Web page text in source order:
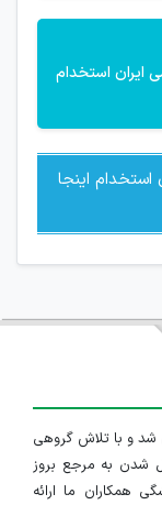
ایران استخدام
اینجا
تاریخ ۱۳۹۱/۱/۱۰ راه اندازی شد و با تلاش گروهی
شدن به مرجع بروز
ما ارائه